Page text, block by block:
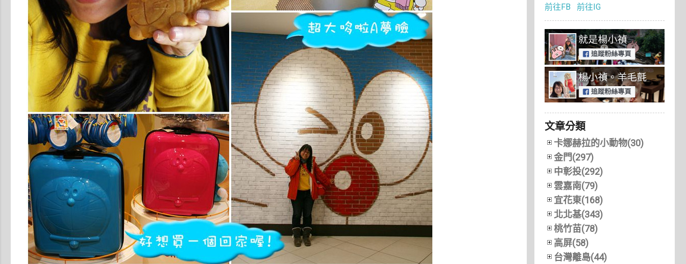
前往FB
前往IG
文章分類
卡娜赫拉的小動物(30)
金門(297)
中彰投(292)
雲嘉南(79)
宜花東(168)
北北基(343)
桃竹苗(78)
高屏(58)
台灣離島(44)